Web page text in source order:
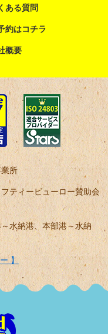
ある質問
約はコチラ
概要
所
ティービューロー賛助会
水納港、本部港～水納
】